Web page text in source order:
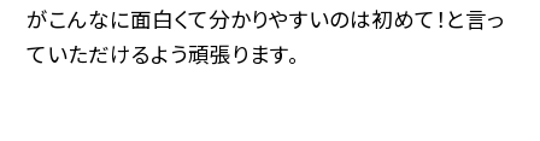
がこんなに面白くて分かりやすいのは初めて！と言っ
ていただけるよう頑張ります。